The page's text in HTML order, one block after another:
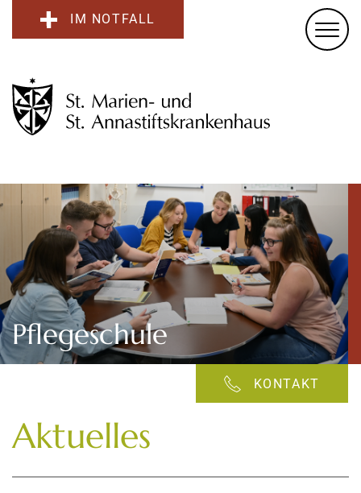
IM NOTFALL
Pflegeschule
KONTAKT
Aktuelles